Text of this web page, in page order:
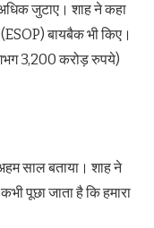
जुटाए। शाह ने कहा
बायबैक भी किए।
3,200 करोड़ रुपये)
साल बताया। शाह ने
पूछा जाता है कि हमारा